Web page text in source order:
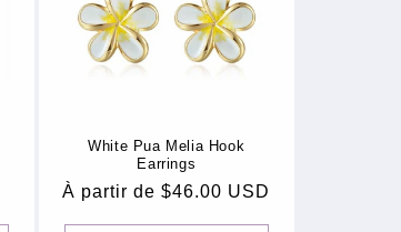
White Pua Melia Hook
Earrings
Prix
À partir de $46.00 USD